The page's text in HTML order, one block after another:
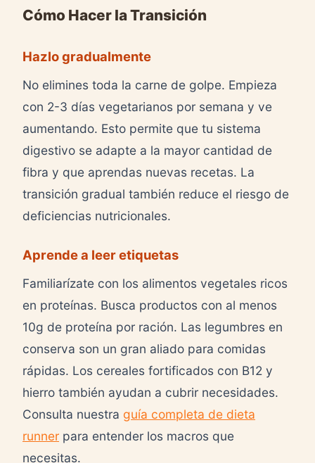
Cómo Hacer la Transición
Hazlo gradualmente
No elimines toda la carne de golpe. Empieza
con 2-3 días vegetarianos por semana y ve
aumentando. Esto permite que tu sistema
digestivo se adapte a la mayor cantidad de
fibra y que aprendas nuevas recetas. La
transición gradual también reduce el riesgo de
deficiencias nutricionales.
Aprende a leer etiquetas
Familiarízate con los alimentos vegetales ricos
en proteínas. Busca productos con al menos
10g de proteína por ración. Las legumbres en
conserva son un gran aliado para comidas
rápidas. Los cereales fortificados con B12 y
hierro también ayudan a cubrir necesidades.
Consulta nuestra guía completa de dieta
runner para entender los macros que
necesitas.